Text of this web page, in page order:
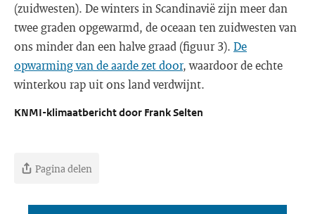
(zuidwesten). De winters in Scandinavië zijn meer dan
twee graden opgewarmd, de oceaan ten zuidwesten van
ons minder dan een halve graad (figuur 3). De
opwarming van de aarde zet door, waardoor de echte
winterkou rap uit ons land verdwijnt.
KNMI-klimaatbericht door Frank Selten
Pagina delen